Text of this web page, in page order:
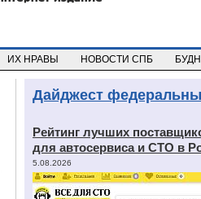
ИХ НРАВЫ НОВОСТИ СПБ
Дайджест
Рейтинг лучших
для автосервиса и СТО в
5.08.2026